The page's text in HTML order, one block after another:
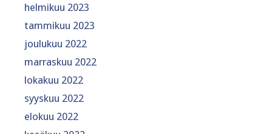
helmikuu 2023
tammikuu 2023
joulukuu 2022
marraskuu 2022
lokakuu 2022
syyskuu 2022
elokuu 2022